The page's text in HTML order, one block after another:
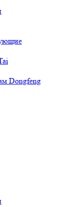
Dongfeng